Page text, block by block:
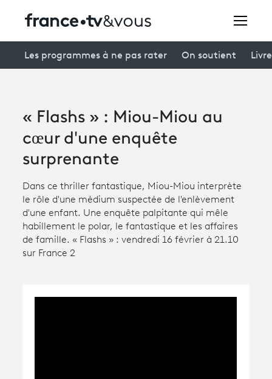
À la une
Participer et assister à une émission
Productions et innovation
Programme tv
Les programmes à ne pas rater On soutient
« Flashs » : Miou-Miou au
cœur d'une enquête
surprenante
Dans ce thriller fantastique, Miou-Miou interprète
le rôle d'une médium suspectée de l'enlèvement
d'une enfant. Une enquête palpitante qui mêle
habillement le polar, le fantastique et les affaires
de famille. « Flashs » : vendredi 16 février à 21.10
sur France 2